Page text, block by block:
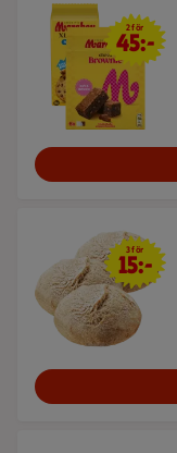
2 för 45 kr
2 för
45:-
3 för 15 kr
3 för
15:-